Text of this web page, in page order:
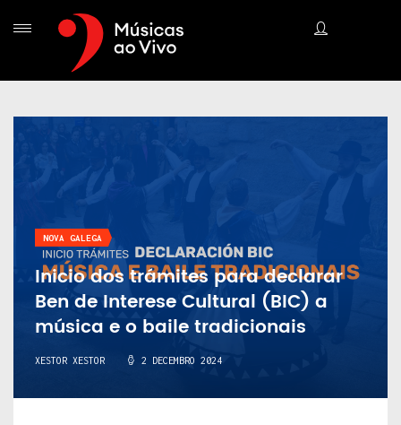
NOVA GALEGA
Inicio dos trámites para declarar
Ben de Interese Cultural (BIC) a
música e o baile tradicionais
XESTOR XESTOR 2 DECEMBRO 2024